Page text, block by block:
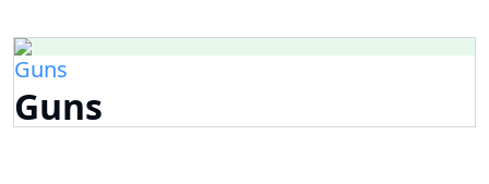
Guns
Guns